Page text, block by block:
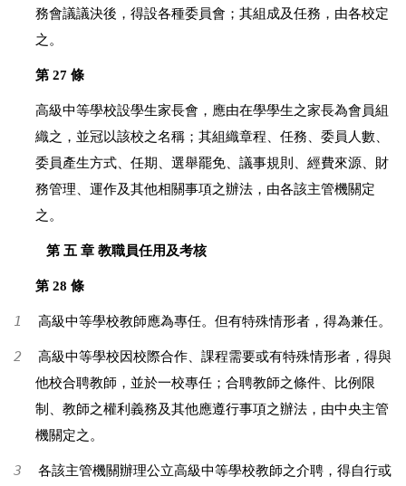
務會議議決後，得設各種委員會；其組成及任務，由各校定
之。
第 27 條
高級中等學校設學生家長會，應由在學學生之家長為會員組
織之，並冠以該校之名稱；其組織章程、任務、委員人數、
委員產生方式、任期、選舉罷免、議事規則、經費來源、財
務管理、運作及其他相關事項之辦法，由各該主管機關定
之。
第 五 章 教職員任用及考核
第 28 條
1 高級中等學校教師應為專任。但有特殊情形者，得為兼任。
2 高級中等學校因校際合作、課程需要或有特殊情形者，得與
他校合聘教師，並於一校專任；合聘教師之條件、比例限
制、教師之權利義務及其他應遵行事項之辦法，由中央主管
機關定之。
3 各該主管機關辦理公立高級中等學校教師之介聘，得自行或